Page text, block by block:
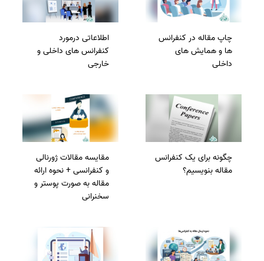
چاپ مقاله در کنفرانس
ها و همایش های
داخلی
اطلاعاتی درمورد
کنفرانس های داخلی و
خارجی
چگونه برای یک کنفرانس
مقاله بنویسیم؟
مقایسه مقالات ژورنالی
و کنفرانسی + نحوه ارائه
مقاله به صورت پوستر و
سخنرانی